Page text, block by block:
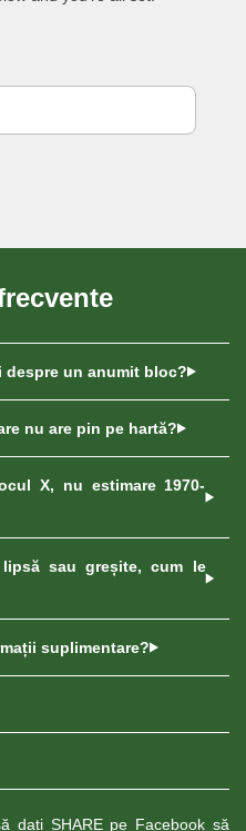
un anumit bloc?
nu are pin pe hartă?
X, nu estimare 1970-
sau greșite, cum le
suplimentare?
dați SHARE pe Facebook să